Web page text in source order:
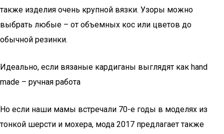
также изделия очень крупной вязки. Узоры можно
выбрать любые – от объемных кос или цветов до
обычной резинки.
Идеально, если вязаные кардиганы выглядят как hand
made – ручная работа
Но если наши мамы встречали 70-е годы в моделях из
тонкой шерсти и мохера, мода 2017 предлагает также